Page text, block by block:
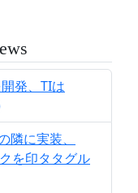
発、TIは
に実装、
を印タタグル